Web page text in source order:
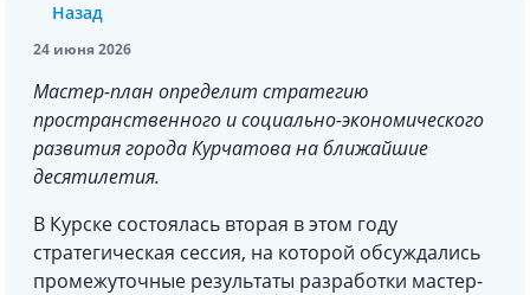
Назад
24 июня 2026
Мастер-план определит стратегию
пространственного и социально-экономического
развития города Курчатова на ближайшие
десятилетия.
В Курске состоялась вторая в этом году
стратегическая сессия, на которой обсуждались
промежуточные результаты разработки мастер-